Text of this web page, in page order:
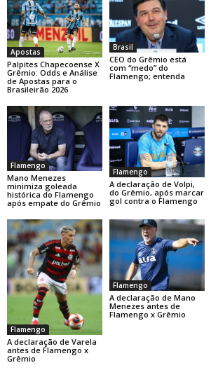
Apostas
Palpites Chapecoense X
Grêmio: Odds e Análise
de Apostas para o
Brasileirão 2026
Brasil
CEO do Grêmio está
com “medo” do
Flamengo; entenda
Flamengo
Mano Menezes
minimiza goleada
histórica do Flamengo
após empate do Grêmio
Flamengo
A declaração de Volpi,
do Grêmio, após marcar
gol contra o Flamengo
Flamengo
A declaração de Varela
antes de Flamengo x
Grêmio
Flamengo
A declaração de Mano
Menezes antes de
Flamengo x Grêmio